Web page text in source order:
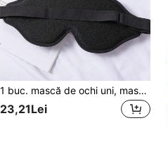
1 buc. mască de ochi uni, mască de somn neagră minimalistă, potrivită pentru acasă, călătorii, dormitor, birou, școală și rechizite pentru întoarcerea la școală
23,21Lei